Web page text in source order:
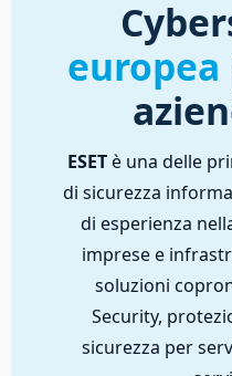
europea
ESETè una delle
di sicurezza
di esperienza
imprese e
soluzioni
Security,
sicurezza per